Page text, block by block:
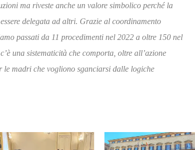
ma riveste anche un valore simbolico perché la
delegata ad altri. Grazie al coordinamento
passati da 11 procedimenti nel 2022 a oltre 150 nel
una sistematicità che comporta, oltre all’azione
le madri che vogliono sganciarsi dalle logiche